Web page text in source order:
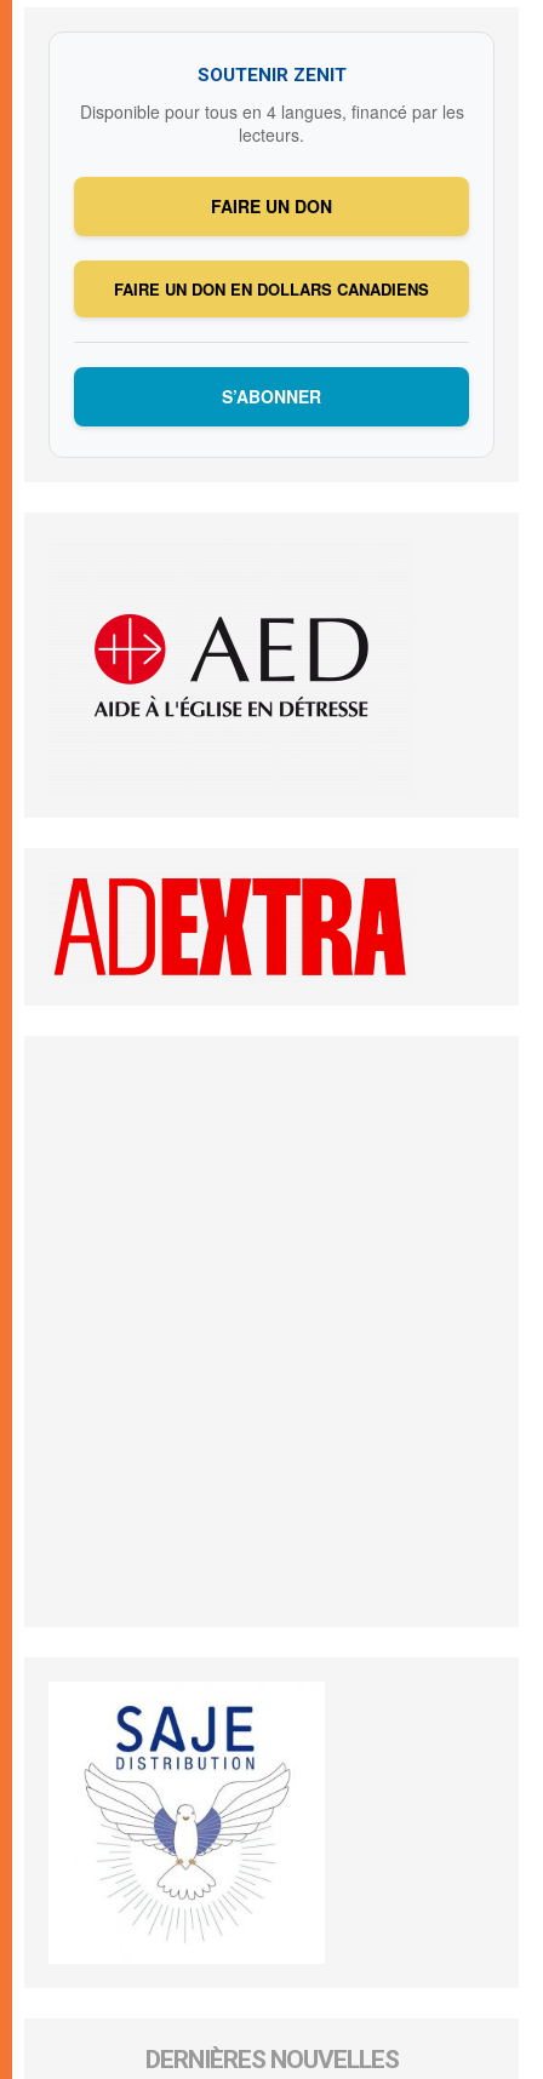
SOUTENIR ZENIT
Disponible pour tous en 4 langues, financé par les
lecteurs.
FAIRE UN DON
FAIRE UN DON EN DOLLARS CANADIENS
S’ABONNER
DERNIÈRES NOUVELLES